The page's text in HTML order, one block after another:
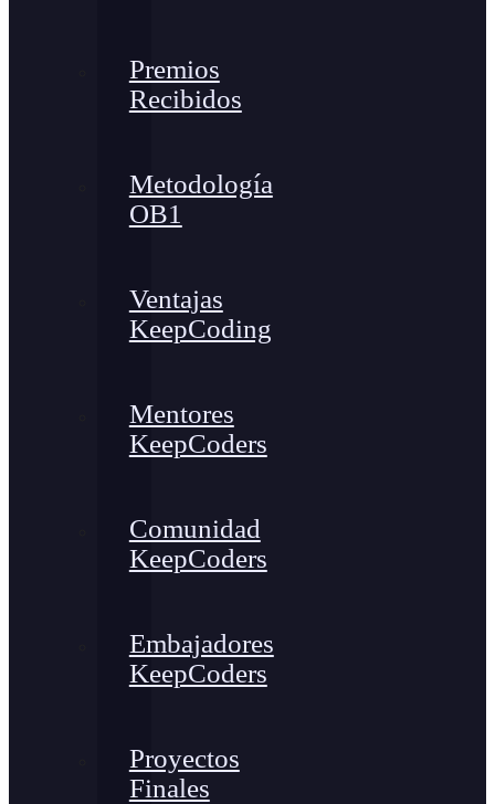
Premios
Recibidos
Metodología
OB1
Ventajas
KeepCoding
Mentores
KeepCoders
Comunidad
KeepCoders
Embajadores
KeepCoders
Proyectos
Finales